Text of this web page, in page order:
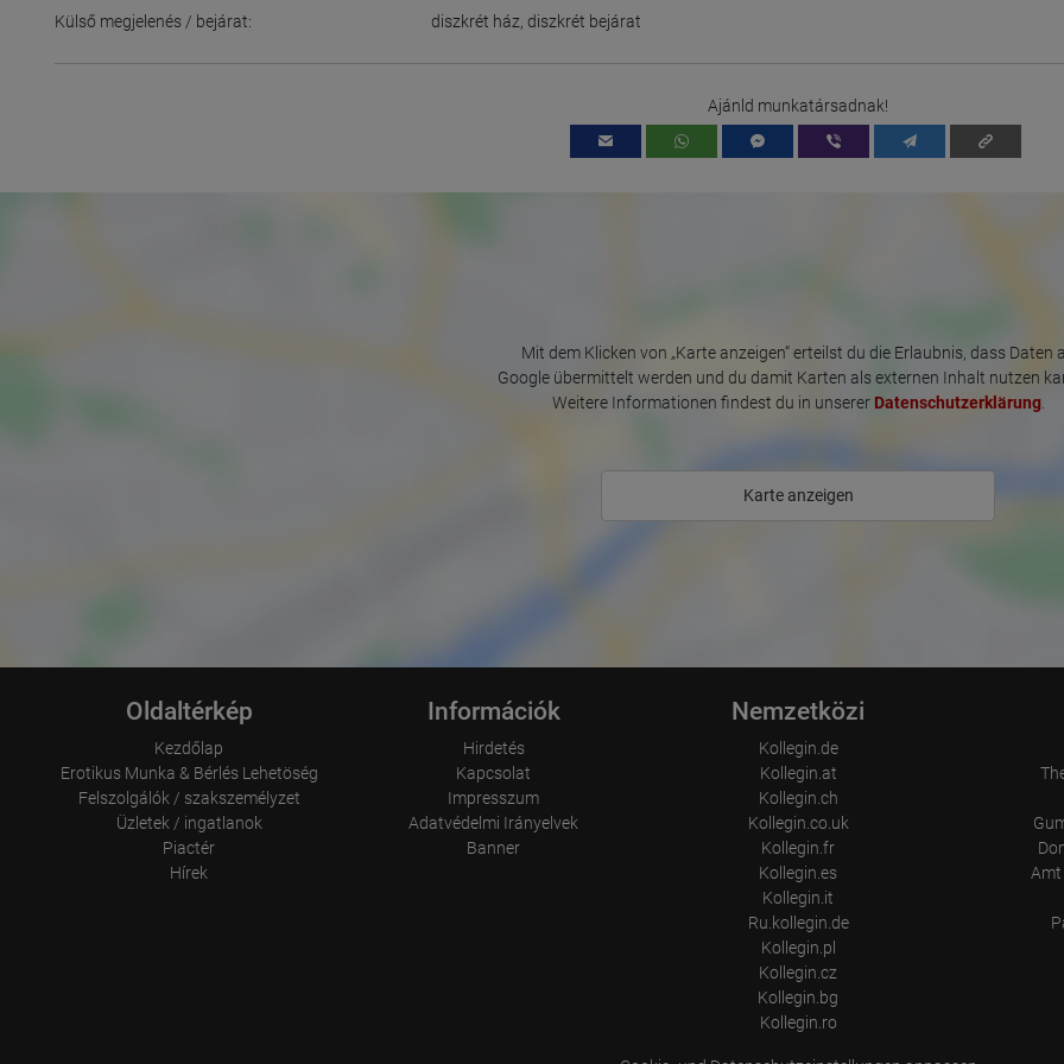
this means that all data is collected anonymously. Only in exceptional
cases will the full IP address be transmitted to a Google server in the USA
not merged with other data from Google.
Information collected on visitor behavior is as follows:
Origin (country and city)
Language
Operating system
How long did the visitor stay?
Place of processing:
European Union & USA
Külső megjelenés / bejárat:
diszkrét ház,diszkrét bejárat
Ajánld munkatársadnak!
Mit dem Klicken von „Karte anzeigen“ erteilst du die Erlaubnis, dass Daten
Google übermittelt werden und du damit Karten als externen Inhalt nutzen
Weitere Informationen findest du in unserer Datenschutzerklärung.
Karte anzeigen
Oldaltérkép
Kezdőlap
Erotikus Munka & Bérlés Lehetöség
Felszolgálók / szakszemélyzet
Üzletek / ingatlanok
Piactér
Hírek
Információk
Hirdetés
Kapcsolat
Impresszum
Adatvédelmi Irányelvek
Banner
Nemzetközi
Kollegin.de
Kollegin.at
Kollegin.ch
Kollegin.co.uk
Kollegin.fr
Kollegin.es
Kollegin.it
Ru.kollegin.de
Kollegin.pl
Kollegin.cz
Kollegin.bg
Kollegin.ro
Amt